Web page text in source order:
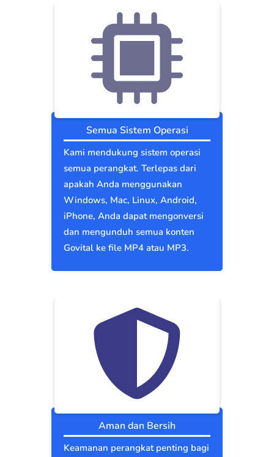
Semua Sistem Operasi
Kami mendukung sistem operasi
semua perangkat. Terlepas dari
apakah Anda menggunakan
Windows, Mac, Linux, Android,
iPhone, Anda dapat mengonversi
dan mengunduh semua konten
Govital ke file MP4 atau MP3.
Aman dan Bersih
Keamanan perangkat penting bagi